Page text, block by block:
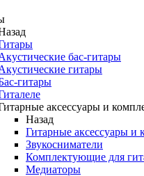
бас-гитары
гитары
гитары
аксессуары и
Назад
Гитарные аксессуары и
Звукосниматели
Комплектующие для
Медиаторы